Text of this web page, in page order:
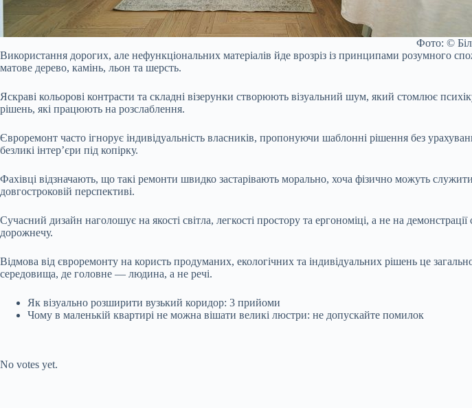
Фото: ©
Використання дорогих, але нефункціональних матеріалів йде врозріз із принципами розумного
матове дерево, камінь, льон та шерсть.
Яскраві кольорові контрасти та складні візерунки створюють візуальний шум, який стомлює
рішень, які працюють на розслаблення.
Євроремонт часто ігнорує індивідуальність власників, пропонуючи шаблонні рішення без
безликі інтер’єри під копірку.
Фахівці відзначають, що такі ремонти швидко застарівають морально, хоча фізично можуть
довгостроковій перспективі.
Сучасний дизайн наголошує на якості світла, легкості простору та ергономіці, а не на
дорожнечу.
Відмова від євроремонту на користь продуманих, екологічних та індивідуальних рішень це
середовища, де головне — людина, а не речі.
Як візуально розширити вузький коридор: 3 прийоми
Чому в маленькій квартирі не можна вішати великі люстри: не допускайте помилок
No votes yet.